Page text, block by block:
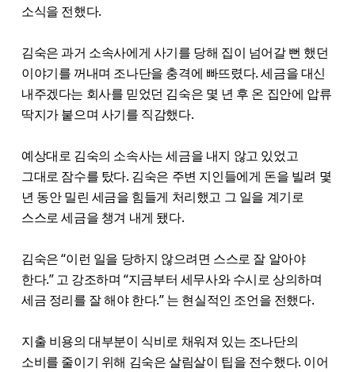
소식을 전했다.
김숙은 과거 소속사에게 사기를 당해 집이 넘어갈 뻔 했던
이야기를 꺼내며 조나단을 충격에 빠뜨렸다. 세금을 대신
내주겠다는 회사를 믿었던 김숙은 몇 년 후 온 집안에 압류
딱지가 붙으며 사기를 직감했다.
예상대로 김숙의 소속사는 세금을 내지 않고 있었고
그대로 잠수를 탔다. 김숙은 주변 지인들에게 돈을 빌려 몇
년 동안 밀린 세금을 힘들게 처리했고 그 일을 계기로
스스로 세금을 챙겨 내게 됐다.
김숙은 “이런 일을 당하지 않으려면 스스로 잘 알아야
한다.” 고 강조하며 “지금부터 세무사와 수시로 상의하며
세금 정리를 잘 해야 한다.” 는 현실적인 조언을 전했다.
지출 비용의 대부분이 식비로 채워져 있는 조나단의
소비를 줄이기 위해 김숙은 살림살이 팁을 전수했다. 이어